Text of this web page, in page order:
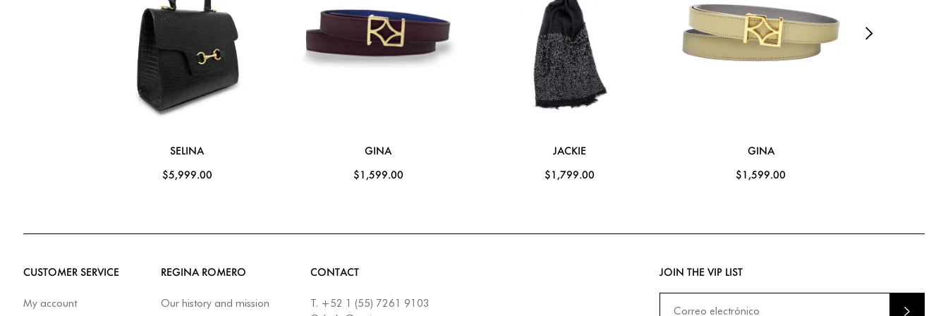
SELINA
$5,999.00
GINA
$1,599.00
JACKIE
$1,799.00
GINA
$1,599.00
CUSTOMER SERVICE
My account
REGINA ROMERO
Our history and mission
CONTACT
T. +52 1 (55) 7261 9103
JOIN THE VIP LIST
ENVIA